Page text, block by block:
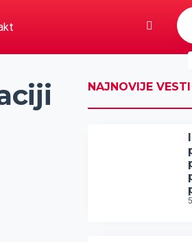
NAJNOVIJE VESTI